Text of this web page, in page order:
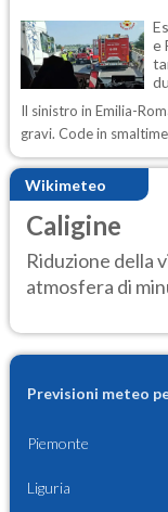
e
Il sinistro in Emilia-
gravi. Code in
Wikimeteo
Caligine
Riduzione della
atmosfera di
Previsioni meteo
Piemonte
Liguria